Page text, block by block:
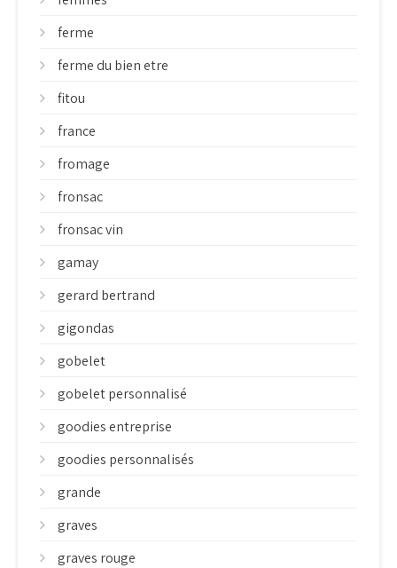
ferme
ferme du bien etre
fitou
france
fromage
fronsac
fronsac vin
gamay
gerard bertrand
gigondas
gobelet
gobelet personnalisé
goodies entreprise
goodies personnalisés
grande
graves
graves rouge